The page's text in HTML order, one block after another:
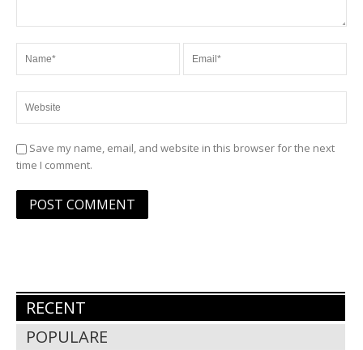
Save my name, email, and website in this browser for the next
time I comment.
RECENT
POPULARE